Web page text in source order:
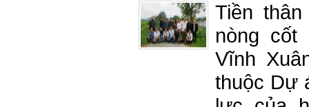
Tiền
nòng cốt
Vĩnh
thuộc Dự